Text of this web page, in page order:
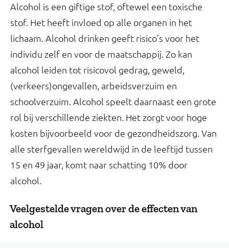
Alcohol is een giftige stof, oftewel een toxische
stof. Het heeft invloed op alle organen in het
lichaam. Alcohol drinken geeft risico’s voor het
individu zelf en voor de maatschappij. Zo kan
alcohol leiden tot risicovol gedrag, geweld,
(verkeers)ongevallen, arbeidsverzuim en
schoolverzuim. Alcohol speelt daarnaast een grote
rol bij verschillende ziekten. Het zorgt voor hoge
kosten bijvoorbeeld voor de gezondheidszorg. Van
alle sterfgevallen wereldwijd in de leeftijd tussen
15 en 49 jaar, komt naar schatting 10% door
alcohol.
Veelgestelde vragen over de effecten van
alcohol